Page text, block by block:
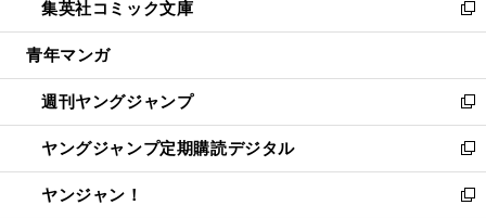
く
で
開
ド
ウ
開
く
ィ
ン
ウ
で
開
く
い
ウ
ン
ド
ウ
で
開
く
集英社コミック文庫
新
し
ウ
ィ
ン
ド
ウ
で
青年マンガ
週刊ヤングジャンプ
新
し
い
ウ
ィ
ヤングジャンプ定期購読デジタル
新
し
い
ヤンジャン！
新